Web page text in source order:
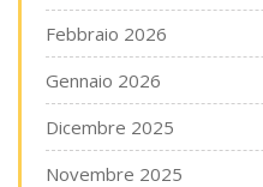
Febbraio 2026
Gennaio 2026
Dicembre 2025
Novembre 2025